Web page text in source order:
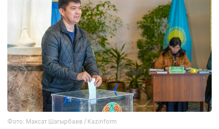
Фото: Максат Шагырбаев / Kazinform